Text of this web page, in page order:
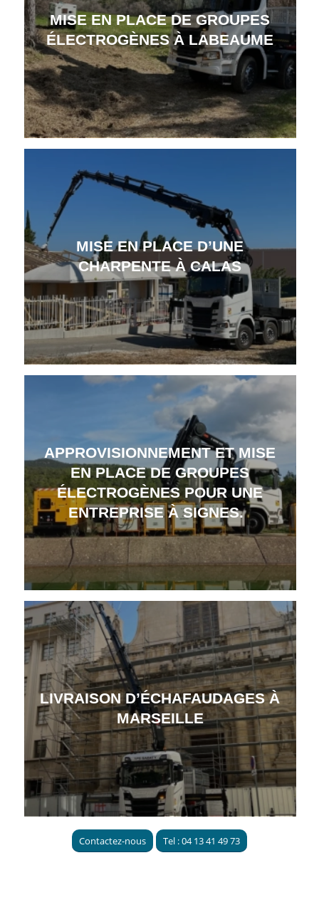
MISE EN PLACE DE GROUPES
ÉLECTROGÈNES À LABEAUME
MISE EN PLACE D’UNE
CHARPENTE À CALAS
APPROVISIONNEMENT ET MISE
EN PLACE DE GROUPES
ÉLECTROGÈNES POUR UNE
ENTREPRISE À SIGNES.
LIVRAISON D’ÉCHAFAUDAGES À
MARSEILLE
Contactez-nous Tel : 04 13 41 49 73